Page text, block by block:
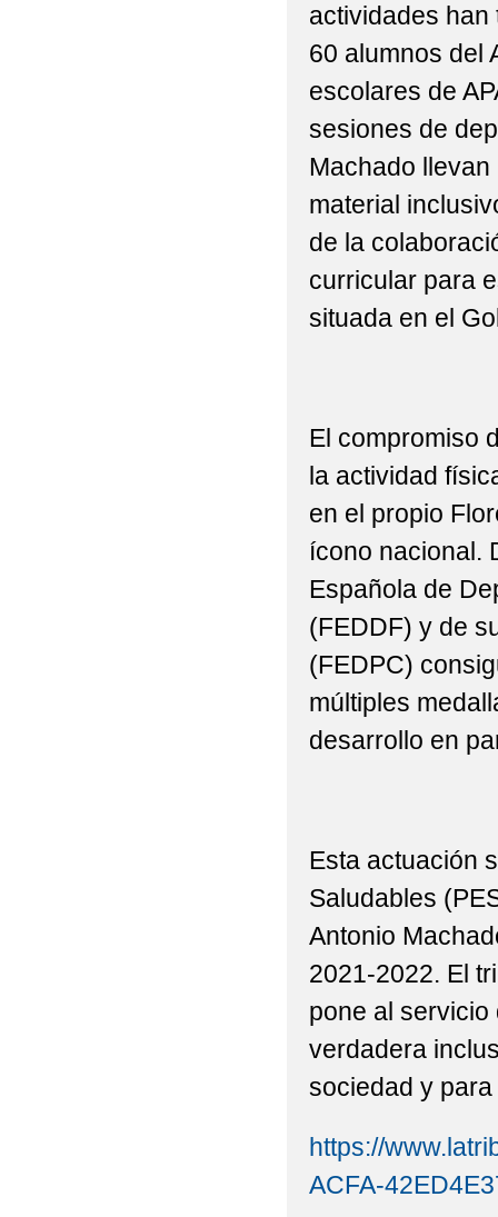
2022 BLOG
2022 CARNAVAL
NUESTRO COLEGIO
2022 CELEBRACIÓN
2022 CHARLA DEL
2022 E. INFANTIL
2022 E. INFANTIL 'EL
2022 E. INFANTIL
2022 E. PRIMARIA
SILENCIOS".
2022 E.INFANTIL Y
2022
2022 E.PRIMARIA
2022 EL TOUR DE
actividades han
60 alumnos del
escolares de
sesiones de
Machado
material
de la
curricular para
situada en el
El compromiso
la actividad
en el propio
ícono nacional.
Española de
(FEDDF) y de
(FEDPC)
múltiples
desarrollo en
Esta actuación
Saludables
Antonio
2021-2022. El
pone al servicio
verdadera
sociedad y
https://
ACFA-